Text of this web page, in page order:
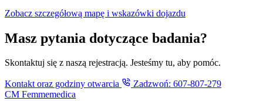
Zobacz szczegółową mapę i wskazówki dojazdu
Masz pytania dotyczące badania?
Skontaktuj się z naszą rejestracją. Jesteśmy tu, aby pomóc.
Kontakt oraz godziny otwarcia
Zadzwoń: 607-807-279
CM Femmemedica